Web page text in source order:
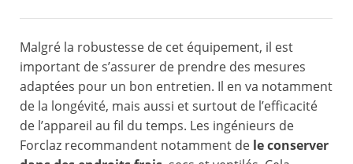
Malgré la robustesse de cet équipement, il est
important de s’assurer de prendre des mesures
adaptées pour un bon entretien. Il en va notamment
de la longévité, mais aussi et surtout de l’efficacité
de l’appareil au fil du temps. Les ingénieurs de
Forclaz recommandent notamment de le conserver